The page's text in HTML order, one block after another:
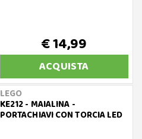
€ 14,99
ACQUISTA
LEGO
KE212 - MAIALINA -
PORTACHIAVI CON TORCIA LED